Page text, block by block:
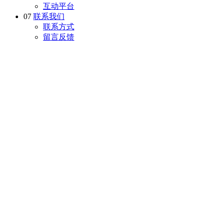
互动平台
07 联系我们
联系方式
留言反馈